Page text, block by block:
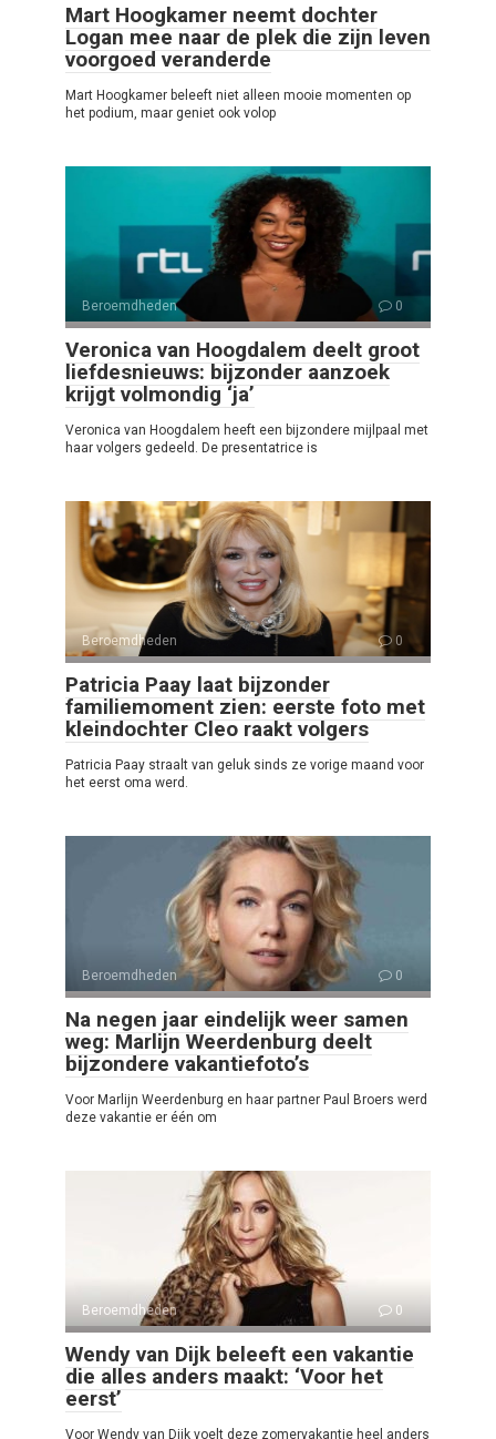
Mart Hoogkamer neemt dochter
Logan mee naar de plek die zijn leven
voorgoed veranderde
Mart Hoogkamer beleeft niet alleen mooie momenten op
het podium, maar geniet ook volop
Beroemdheden 0
Veronica van Hoogdalem deelt groot
liefdesnieuws: bijzonder aanzoek
krijgt volmondig ‘ja’
Veronica van Hoogdalem heeft een bijzondere mijlpaal met
haar volgers gedeeld. De presentatrice is
Beroemdheden 0
Patricia Paay laat bijzonder
familiemoment zien: eerste foto met
kleindochter Cleo raakt volgers
Patricia Paay straalt van geluk sinds ze vorige maand voor
het eerst oma werd.
Beroemdheden 0
Na negen jaar eindelijk weer samen
weg: Marlijn Weerdenburg deelt
bijzondere vakantiefoto’s
Voor Marlijn Weerdenburg en haar partner Paul Broers werd
deze vakantie er één om
Beroemdheden 0
Wendy van Dijk beleeft een vakantie
die alles anders maakt: ‘Voor het
eerst’
Voor Wendy van Dijk voelt deze zomervakantie heel anders